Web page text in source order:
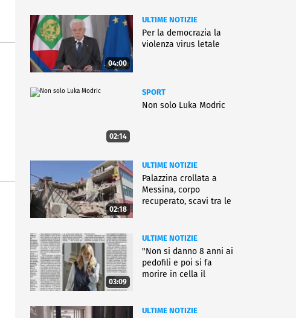
04:00
ULTIME NOTIZIE
Per la democrazia la
violenza virus letale
02:14
SPORT
Non solo Luka Modric
02:18
ULTIME NOTIZIE
Palazzina crollata a
Messina, corpo
recuperato, scavi tra le
03:09
ULTIME NOTIZIE
"Non si danno 8 anni ai
pedofili e poi si fa
morire in cella il
ULTIME NOTIZIE